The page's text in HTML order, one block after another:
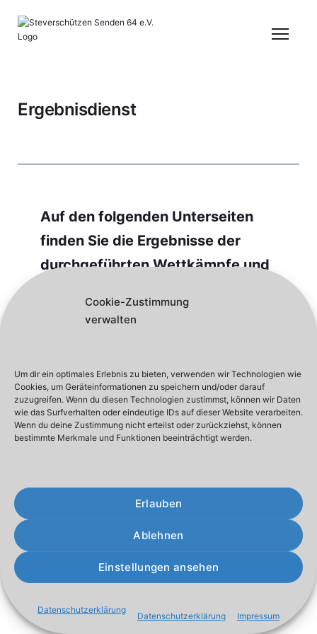
Cookie-Zustimmung
verwalten
Um dir ein optimales Erlebnis zu bieten, verwenden wir Technologien wie
Cookies, um Geräteinformationen zu speichern und/oder darauf
zuzugreifen. Wenn du diesen Technologien zustimmst, können wir Daten
wie das Surfverhalten oder eindeutige IDs auf dieser Website verarbeiten.
Wenn du deine Zustimmung nicht erteilst oder zurückziehst, können
bestimmte Merkmale und Funktionen beeinträchtigt werden.
Erlauben
Ablehnen
Einstellungen ansehen
Datenschutzerklärung
Datenschutzerklärung Impressum
Ergebnisdienst
Auf den folgenden Unterseiten
finden Sie die Ergebnisse der
durchgeführten Wettkämpfe und
Impressum Datenschutzerklärung Standbuchung Login
© Steverschützen Senden 64 e.V. 2026,